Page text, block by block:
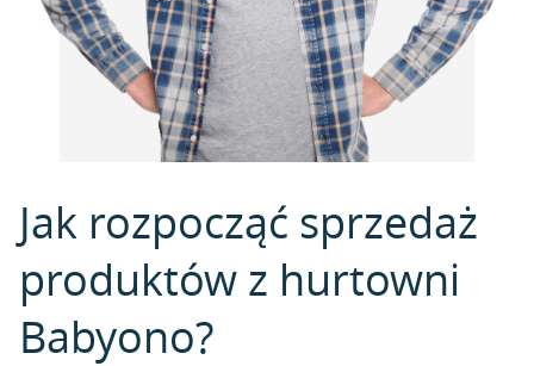
Jak rozpocząć sprzedaż
produktów z hurtowni
Babyono?